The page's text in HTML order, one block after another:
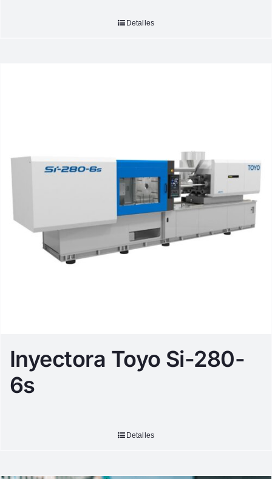
Detalles
Inyectora Toyo Si-280-
6s
Detalles